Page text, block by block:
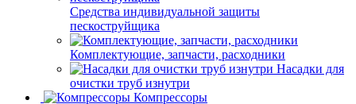
Средства индивидуальной защиты
пескоструйщика
Комплектующие, запчасти, расходники
Насадки для
очистки труб изнутри
Компрессоры